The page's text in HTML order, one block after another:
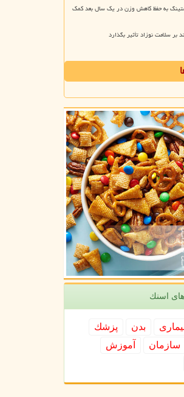
به حفظ کاهش وزن در یک سال بعد کمک
بر سلامت نوزاد تأثیر بگذارد
اسنك
بدن
پزشك
سازمان
آموزش